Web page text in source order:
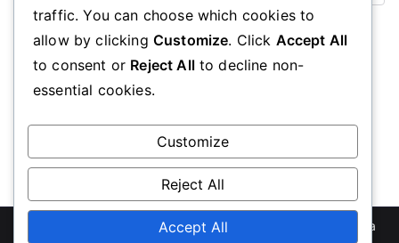
Save my name, email, and website in this browser for the
next time I comment.
uscognacrugby.com
Zakra
traffic. You can choose which cookies to
allow by clicking Customize. Click Accept All
to consent or Reject Allto decline non-
essential cookies.
Customize
Reject All
Accept All